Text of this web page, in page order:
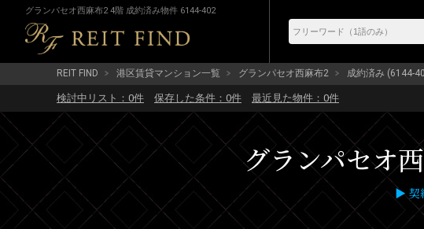
グランパセオ西麻布2 4階 成約済み物件 6144-402
REIT FIND 港区賃貸マンション一覧 グランパセオ西麻布2 成約済み (6144-
検討中リスト： 0件 保存した条件： 0件 最近見た物件： 0件
グランパセオ
▶ 契